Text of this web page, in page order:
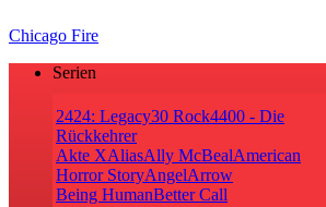
Chicago Fire
Serien
2424: Legacy30 Rock4400 - Die
Rückkehrer
Akte XAliasAlly McBealAmerican
Horror StoryAngelArrow
Being HumanBetter Call